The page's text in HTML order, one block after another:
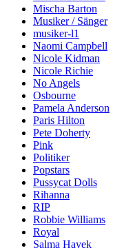
Mischa Barton
Musiker / Sänger
musiker-l1
Naomi Campbell
Nicole Kidman
Nicole Richie
No Angels
Osbourne
Pamela Anderson
Paris Hilton
Pete Doherty
Pink
Politiker
Popstars
Pussycat Dolls
Rihanna
RIP
Robbie Williams
Royal
Salma Hayek